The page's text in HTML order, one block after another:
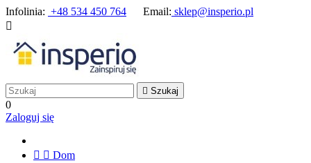
Infolinia: +48 534 450 764 Email: sklep@insperio.pl

 Szukaj
0
Zaloguj się
  Dom